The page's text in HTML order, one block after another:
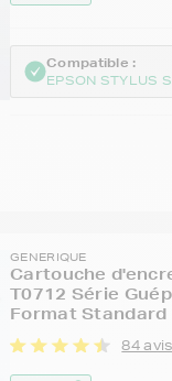
Compatible :
EPSON STYLUS
GENERIQUE
Cartouche
T0712 Série
Format Standard
84 avis